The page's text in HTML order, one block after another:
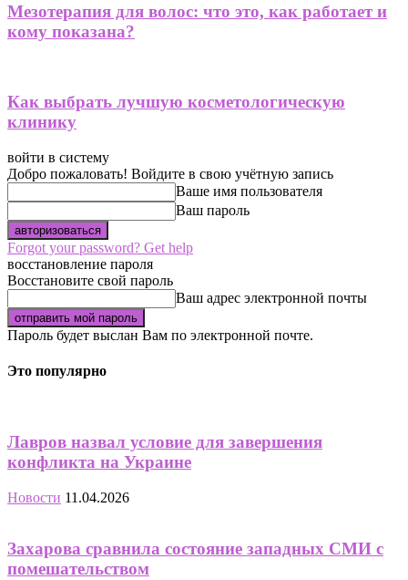
Мезотерапия для волос: что это, как работает и
кому показана?
Как выбрать лучшую косметологическую
клинику
войти в систему
Добро пожаловать! Войдите в свою учётную запись
Ваше имя пользователя
Ваш пароль
Forgot your password? Get help
восстановление пароля
Восстановите свой пароль
Ваш адрес электронной почты
Пароль будет выслан Вам по электронной почте.
Это популярно
Лавров назвал условие для завершения
конфликта на Украине
Новости 11.04.2026
Захарова сравнила состояние западных СМИ с
помешательством